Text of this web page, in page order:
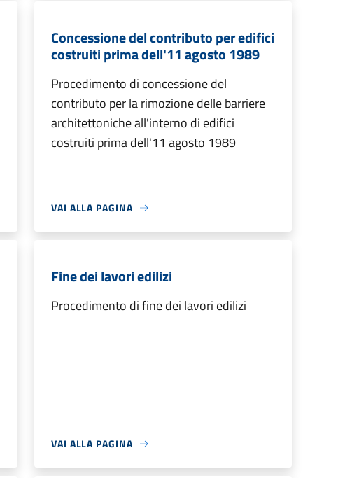
Concessione del contributo per edifici
costruiti prima dell'11 agosto 1989
Procedimento di concessione del
contributo per la rimozione delle barriere
architettoniche all'interno di edifici
costruiti prima dell'11 agosto 1989
VAI ALLA PAGINA
Fine dei lavori edilizi
Procedimento di fine dei lavori edilizi
VAI ALLA PAGINA